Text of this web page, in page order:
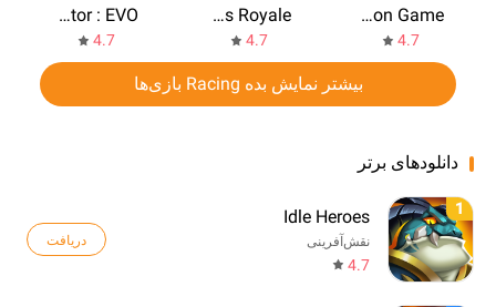
Car Crash Compilation Game
4.7
Fall Guys Royale
4.7
Driving School Simulator : EVO
4.7
بیشتر نمایش بده Racing بازی‌ها
دانلودهای برتر
1
Idle Heroes
نقش‌آفرینی
4.7
دریافت